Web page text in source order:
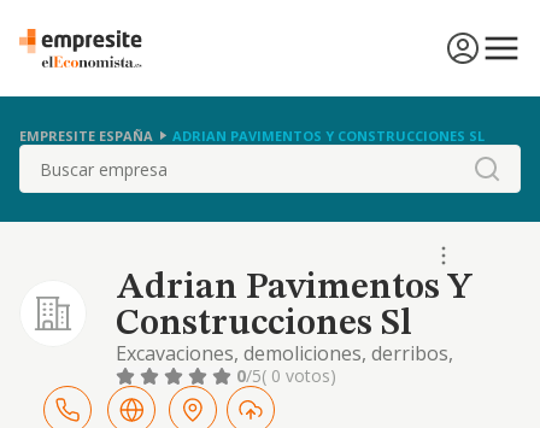
EMPRESITE ESPAÑA ADRIAN PAVIMENTOS Y CONSTRUCCIONES SL
Buscar
Adrian Pavimentos Y
Construcciones Sl
Excavaciones, demoliciones, derribos,
extracciones, sondeos y reparacion de
terrenos. operaciones inmobiliarias.
0/5( 0 votos)